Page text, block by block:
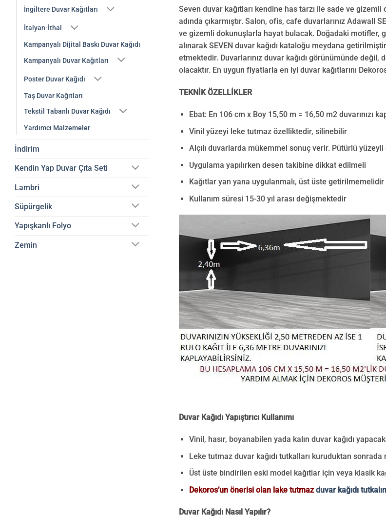
İngiltere Duvar Kağıtları
İtalyan-İthal
Kampanyalı Dijital Baskı Duvar Kağıdı
Kampanyalı Duvar Kağıtları
Poster Duvar Kağıdı
Taş Duvar Kağıtları
Tekstil Tabanlı Duvar Kağıdı
Yardımcı Malzemeler
İndirim
Kendin Yap Duvar Çıta Seti
Lambri
Süpürgelik
Yapışkanlı Folyo
Zemin
Seven duvar kağıtları kendine has tarzı ile sade ve
adında çıkarmıştır. Salon, ofis, cafe duvarlarınız Adawall
ve gizemli dokunuşlarla hayat bulacak. Doğadaki
alınarak SEVEN duvar kağıdı kataloğu meydana
etmektedir. Duvarlarınız duvar kağıdı görünümünde
olacaktır. En uygun fiyatlarla en iyi duvar kağıtlarını
TEKNİK ÖZELLİKLER
Ebat: En 106 cm x Boy 15,50 m = 16,50 m2 duvarınızı
Vinil yüzeyi leke tutmaz özelliktedir, silinebilir
Alçılı duvarlarda mükemmel sonuç verir. Pütürlü yüzeyli
Uygulama yapılırken desen takibine dikkat edilmeli
Kağıtlar yan yana uygulanmalı, üst üste getirilmemelidir
Kullanım süresi 15-30 yıl arası değişmektedir
Duvar Kağıdı Yapıştırıcı Kullanımı
Vinil, hasır, boyanabilen yada kalın duvar kağıdı
Leke tutmaz duvar kağıdı tutkalları kuruduktan
Üst üste bindirilen eski model kağıtlar için veya klasik
Dekoros’un önerisi olan lake tutmazduvar kağıdı
Duvar Kağıdı Nasıl Yapılır?